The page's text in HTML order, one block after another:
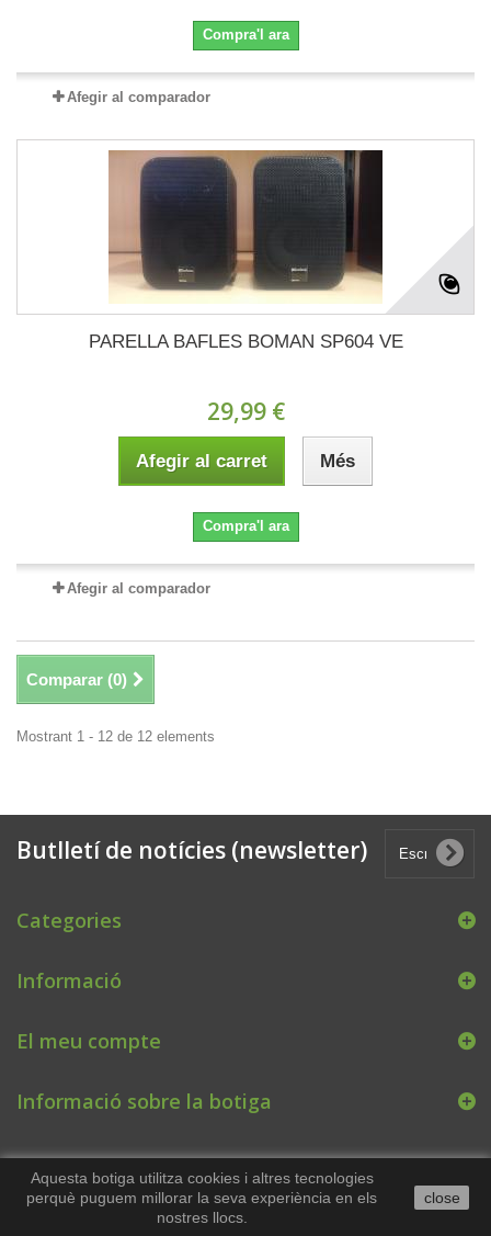
Compra'l ara
Afegir al comparador
PARELLA BAFLES BOMAN SP604 VE
29,99 €
Afegir al carret Més
Compra'l ara
Afegir al comparador
Comparar (0)
Mostrant 1 - 12 de 12 elements
Butlletí de notícies (newsletter)
Categories
Informació
El meu compte
Informació sobre la botiga
Aquesta botiga utilitza cookies i altres tecnologies
perquè puguem millorar la seva experiència en els
nostres llocs.
close